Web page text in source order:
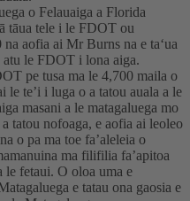
o Felauaiga a Florida
tāua tele i le FDOT ou
aofia ai Mr Burns na e taʻua
atu le FDOT i lona aiga.
pe tusa ma le 4,700 maila o
le te’i i luga o a tatou auala a le
masani a le matagaluega mo
tatou nofoaga, e aofia ai leoleo
o pa ma toe fa’aleleia o
ma filifilia fa’apitoa
le fetaui. O oloa uma e
e tatau ona gaosia e